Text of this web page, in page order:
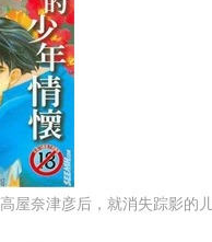
屋奈津彦后，就消失踪影的